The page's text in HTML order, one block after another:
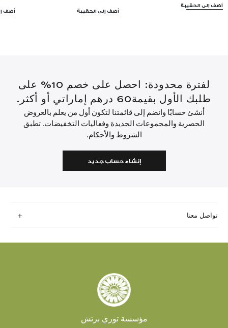
أضف إلى الحقيبة
أضف إلى الحقيبة أضف
لفترة محدودة: احصل على خصم 10% على
طلبك الأول بقيمة60 درهم إماراتي أو أكثر.
أنشئ حسابًا وانضم إلى قائمتنا لتكون أول من يعلم بالعروض
الحصرية والمجموعات الجديدة وفعاليات التخفيضات. تطبق
الشروط والأحكام.
إنشاء حساب جديد
تواصل معنا
مؤسسة توري برتش